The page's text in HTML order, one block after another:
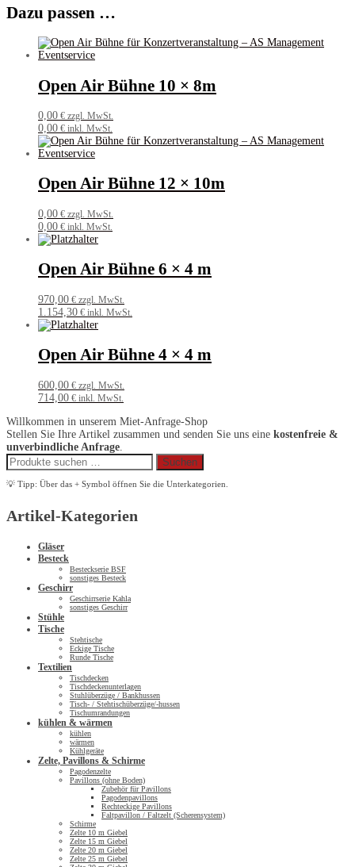
Dazu passen …
Open Air Bühne 10 × 8m
0,00 € zzgl. MwSt.
0,00 € inkl. MwSt.
Open Air Bühne 12 × 10m
0,00 € zzgl. MwSt.
0,00 € inkl. MwSt.
Open Air Bühne 6 × 4 m
970,00 € zzgl. MwSt.
1.154,30 € inkl. MwSt.
Open Air Bühne 4 × 4 m
600,00 € zzgl. MwSt.
714,00 € inkl. MwSt.
Willkommen in unserem Miet-Anfrage-Shop
Stellen Sie Ihre Artikel zusammen und senden Sie uns eine kostenfreie &
unverbindliche Anfrage
Suchen
nach:
Suchen
💡 Tipp: Über das + Symbol öffnen Sie die Unterkategorien.
Artikel-Kategorien
Gläser
Besteck
Besteckserie BSF
sonstiges Besteck
Geschirr
Geschirrserie Kahla
sonstiges Geschirr
Stühle
Tische
Stehtische
Eckige Tische
Runde Tische
Textilien
Tischdecken
Tischdeckenunterlagen
Stuhlüberzüge / Bankhussen
Tisch- / Stehtischüberzüge/-hussen
Tischumrandungen
kühlen & wärmen
kühlen
wärmen
Kühlgeräte
Zelte, Pavillons & Schirme
Pagodenzelte
Pavillons (ohne Boden)
Zubehör für Pavillons
Pagodenpavillons
Rechteckige Pavillons
Faltpavillon / Faltzelt (Scherensystem)
Schirme
Zelte 10 m Giebel
Zelte 15 m Giebel
Zelte 20 m Giebel
Zelte 25 m Giebel